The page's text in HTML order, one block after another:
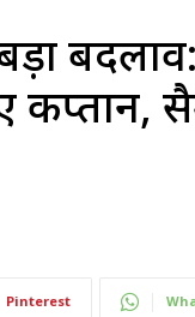
कप्तान,
Pinterest